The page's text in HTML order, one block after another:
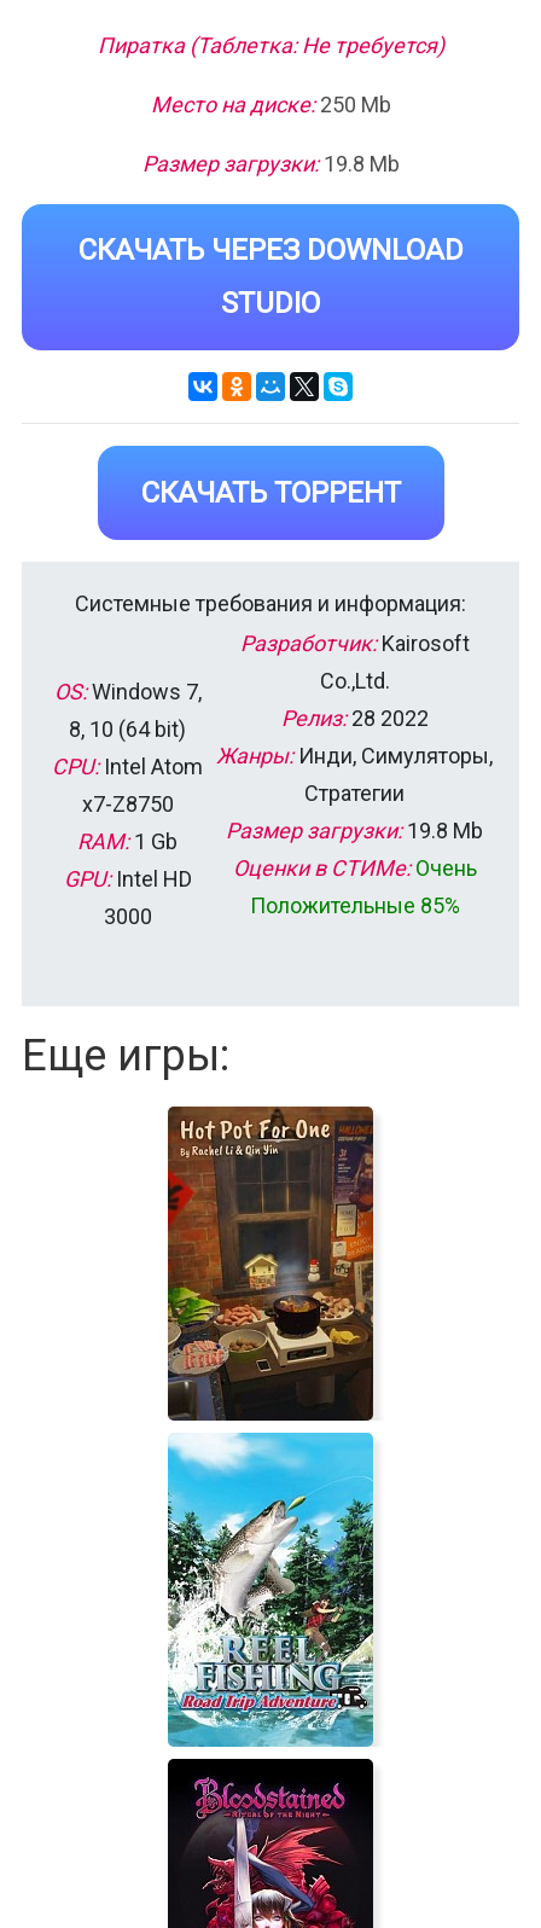
Пиратка (Таблетка: Не требуется)
Место на диске:250 Mb
Размер загрузки:19.8 Mb
СКАЧАТЬ ЧЕРЕЗ DOWNLOAD
STUDIO
СКАЧАТЬ ТОРРЕНТ
Системные требования и информация:
OS:Windows 7,
8, 10 (64 bit)
CPU:Intel Atom
x7-Z8750
RAM:1 Gb
GPU:Intel HD
3000
Разработчик:Kairosoft
Co.,Ltd.
Релиз:28 2022
Жанры:Инди, Симуляторы,
Стратегии
Размер загрузки:19.8 Mb
Оценки в СТИМе: Очень
Положительные 85%
Еще игры:
Hot Pot For One